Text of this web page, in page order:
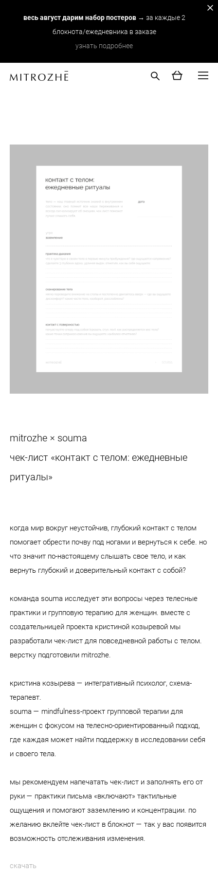
весь август дарим набор постеров→ за каждые 2
блокнота/ежедневника в заказе
узнать подробнее
mitrozhe × souma
чек-лист «контакт с телом: ежедневные
ритуалы»
когда мир вокруг неустойчив, глубокий контакт с телом
помогает обрести почву под ногами и вернуться к себе. но
что значит по-настоящему слышать свое тело, и как
вернуть глубокий и доверительный контакт с собой?
команда souma исследует эти вопросы через телесные
практики и групповую терапию для женщин. вместе с
создательницей проекта кристиной козыревой мы
разработали чек-лист для повседневной работы с телом.
верстку подготовили mitrozhe.
кристина козырева — интегративный психолог, схема-
терапевт.
souma — mindfulness-проект групповой терапии для
женщин с фокусом на телесно-ориентированный подход,
где каждая может найти поддержку в исследовании себя
и своего тела.
мы рекомендуем напечатать чек-лист и заполнять его от
руки — практики письма «включают» тактильные
ощущения и помогают заземлению и концентрации. по
желанию вклейте чек-лист в блокнот — так у вас появится
возможность отслеживания изменения.
скачать